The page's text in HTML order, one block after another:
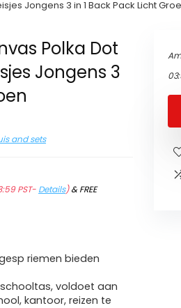
Jongens 3 in 1 Back Pack Licht
Polka Dot
Jongens 3
and sets
PST- Details)&FREE
riemen bieden
voldoet aan
kantoor, reizen te